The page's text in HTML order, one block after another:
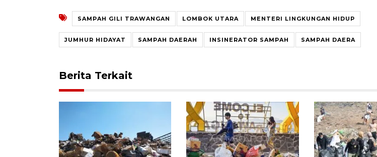
SAMPAH GILI TRAWANGAN LOMBOK UTARA MENTERI LINGKUNGAN HIDUP
JUMHUR HIDAYAT SAMPAH DAERAH INSINERATOR SAMPAH SAMPAH DAERA
Berita Terkait